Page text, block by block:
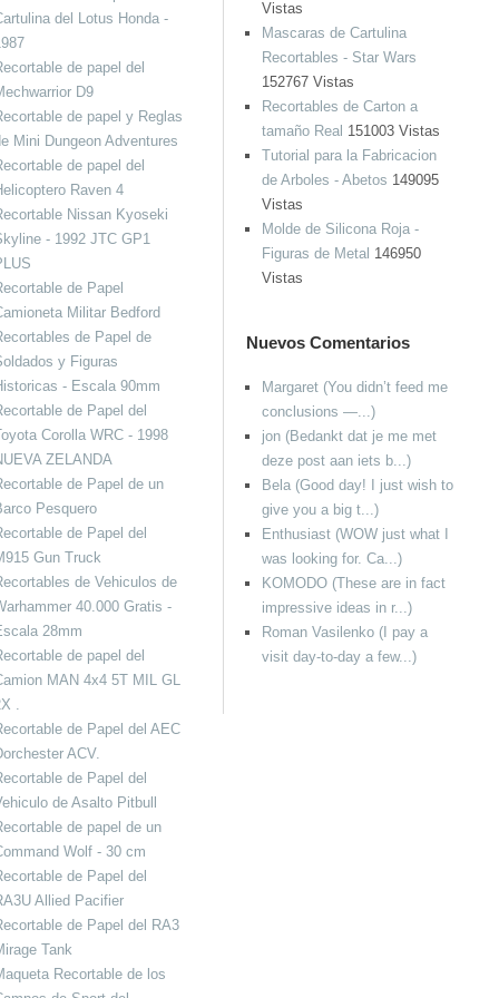
Vistas
Mascaras de Cartulina
Recortables - Star Wars
152767 Vistas
Recortables de Carton a
tamaño Real 151003 Vistas
Tutorial para la Fabricacion
de Arboles - Abetos 149095
Vistas
Molde de Silicona Roja -
Figuras de Metal 146950
Vistas
Nuevos Comentarios
Margaret (You didn’t feed me
conclusions —...)
jon (Bedankt dat je me met
deze post aan iets b...)
Bela (Good day! I just wish to
give you a big t...)
Enthusiast (WOW just what I
was looking for. Ca...)
KOMODO (These are in fact
impressive ideas in r...)
Roman Vasilenko (I pay a
visit day-to-day a few...)
del Lotus Honda -
de papel del
D9
de papel y Reglas
Mini Dungeon Adventures
de papel del
Raven 4
Nissan Kyoseki
- 1992 JTC GP1
de Papel
Militar Bedford
de Papel de
y Figuras
- Escala 90mm
de Papel del
Corolla WRC - 1998
ZELANDA
de Papel de un
Pesquero
de Papel del
Gun Truck
de Vehiculos de
40.000 Gratis -
28mm
de papel del
MAN 4x4 5T MIL GL
.
de Papel del AEC
ACV.
de Papel del
de Asalto Pitbull
de papel de un
Wolf - 30 cm
de Papel del
Allied Pacifier
de Papel del RA3
Tank
Recortable de los